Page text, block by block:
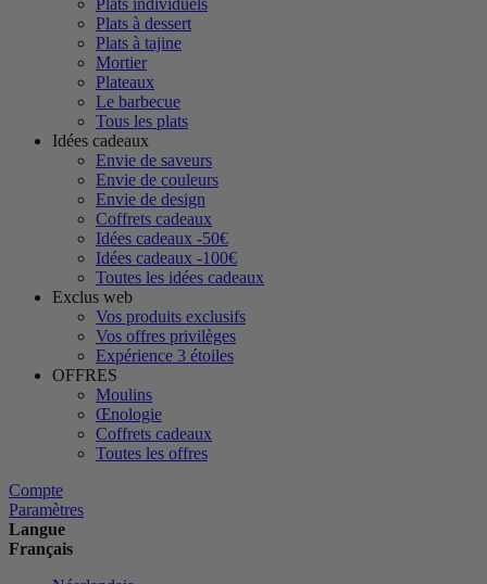
Plats individuels
Plats à dessert
Plats à tajine
Mortier
Plateaux
Le barbecue
Tous les plats
Idées cadeaux
Envie de saveurs
Envie de couleurs
Envie de design
Coffrets cadeaux
Idées cadeaux -50€
Idées cadeaux -100€
Toutes les idées cadeaux
Exclus web
Vos produits exclusifs
Vos offres privilèges
Expérience 3 étoiles
OFFRES
Moulins
Œnologie
Coffrets cadeaux
Toutes les offres
Compte
Paramètres
Langue
Français